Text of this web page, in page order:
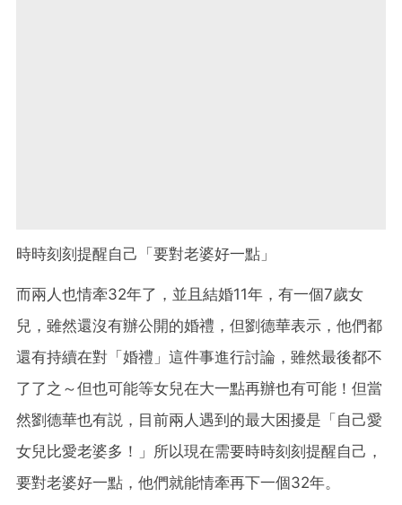
時時刻刻提醒自己「要對老婆好一點」
而兩人也情牽32年了，並且結婚11年，有一個7歲女
兒，雖然還沒有辦公開的婚禮，但劉德華表示，他們都
還有持續在對「婚禮」這件事進行討論，雖然最後都不
了了之～但也可能等女兒在大一點再辦也有可能！但當
然劉德華也有説，目前兩人遇到的最大困擾是「自己愛
女兒比愛老婆多！」所以現在需要時時刻刻提醒自己，
要對老婆好一點，他們就能情牽再下一個32年。